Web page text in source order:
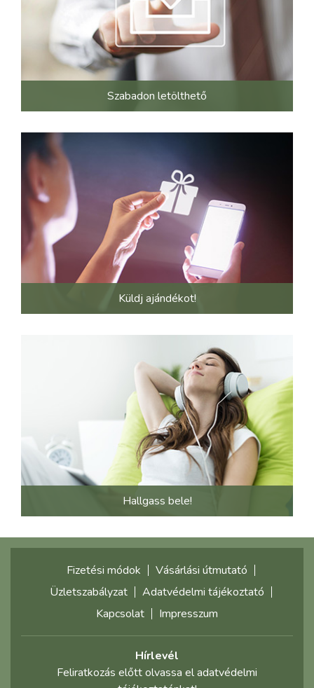
Szabadon letölthető
Küldj ajándékot!
Hallgass bele!
Fizetési módok
Vásárlási útmutató
Üzletszabályzat
Adatvédelmi tájékoztató
Kapcsolat
Impresszum
Hírlevél
Feliratkozás előtt olvassa el adatvédelmi